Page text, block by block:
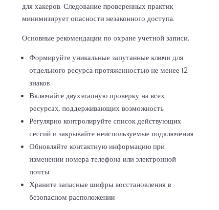
для хакеров. Следование проверенных практик
минимизирует опасности незаконного доступа.
Основные рекомендации по охране учетной записи:
Формируйте уникальные запутанные ключи для
отдельного ресурса протяженностью не менее 12
знаков
Включайте двухэтапную проверку на всех
ресурсах, поддерживающих возможность
Регулярно контролируйте список действующих
сессий и закрывайте неиспользуемые подключения
Обновляйте контактную информацию при
изменении номера телефона или электронной
почты
Храните запасные шифры восстановления в
безопасном расположении